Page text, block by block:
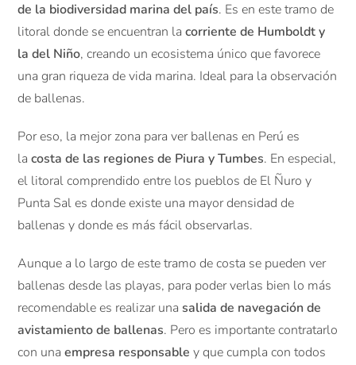
de la biodiversidad marina del país. Es en este tramo de
litoral donde se encuentran lacorriente de Humboldt y
la del Niño, creando un ecosistema único que favorece
una gran riqueza de vida marina. Ideal para la observación
de ballenas.
Por eso, la mejor zona para ver ballenas en Perú es
lacosta de las regiones de Piura y Tumbes. En especial,
el litoral comprendido entre los pueblos de El Ñuro y
Punta Sal es donde existe una mayor densidad de
ballenas y donde es más fácil observarlas.
Aunque a lo largo de este tramo de costa se pueden ver
ballenas desde las playas, para poder verlas bien lo más
recomendable es realizar unasalida de navegación de
avistamiento de ballenas. Pero es importante contratarlo
con unaempresa responsable y que cumpla con todos